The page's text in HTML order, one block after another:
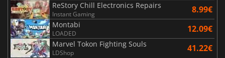
ReStory Chill Electronics Repairs
Instant Gaming 8.99€
Montabi
LOADED 12.09€
Marvel Tokon Fighting Souls
LDShop 41.22€